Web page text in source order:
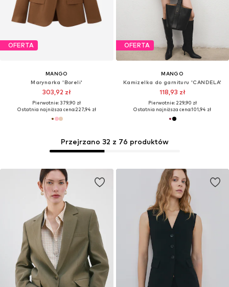
OFERTA
MANGO
Marynarka 'Boreli'
303,92 zł
Pierwotnie: 379,90 zł
Ostatnia najniższa cena:227,94 zł
OFERTA
MANGO
Kamizelka do garnituru 'CANDELA'
118,93 zł
Pierwotnie: 229,90 zł
Ostatnia najniższa cena:101,94 zł
Przejrzano 32 z 76 produktów